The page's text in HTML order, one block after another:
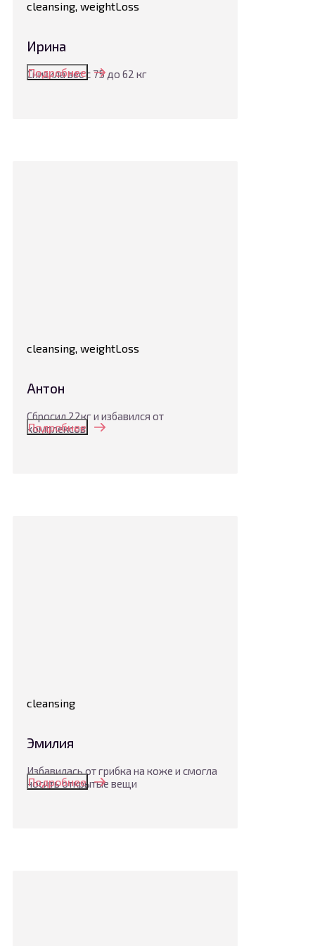
cleansing, weightLoss
Ирина
Снизила вес с 75 до 62 кг
Подробнее
cleansing, weightLoss
Антон
Сбросил 22кг и избавился от
комплексов
Подробнее
cleansing
Эмилия
Избавилась от грибка на коже и смогла
носить открытые вещи
Подробнее